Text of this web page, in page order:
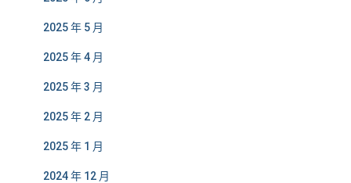
2025 年 5 月
2025 年 4 月
2025 年 3 月
2025 年 2 月
2025 年 1 月
2024 年 12 月